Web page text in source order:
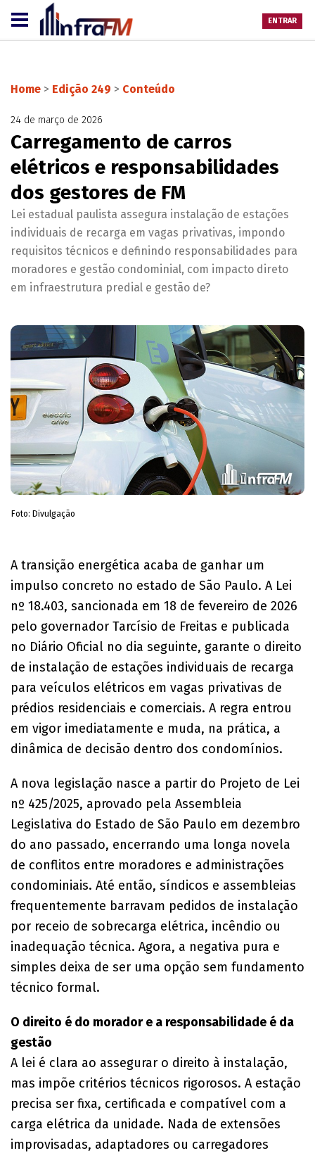
ENTRAR
Home > Edição 249 > Conteúdo
24 de março de 2026
Carregamento de carros
elétricos e responsabilidades
dos gestores de FM
Lei estadual paulista assegura instalação de estações
individuais de recarga em vagas privativas, impondo
requisitos técnicos e definindo responsabilidades para
moradores e gestão condominial, com impacto direto
em infraestrutura predial e gestão de?
Foto: Divulgação
A transição energética acaba de ganhar um
impulso concreto no estado de São Paulo. A Lei
nº 18.403, sancionada em 18 de fevereiro de 2026
pelo governador Tarcísio de Freitas e publicada
no Diário Oficial no dia seguinte, garante o direito
de instalação de estações individuais de recarga
para veículos elétricos em vagas privativas de
prédios residenciais e comerciais. A regra entrou
em vigor imediatamente e muda, na prática, a
dinâmica de decisão dentro dos condomínios.
A nova legislação nasce a partir do Projeto de Lei
nº 425/2025, aprovado pela Assembleia
Legislativa do Estado de São Paulo em dezembro
do ano passado, encerrando uma longa novela
de conflitos entre moradores e administrações
condominiais. Até então, síndicos e assembleias
frequentemente barravam pedidos de instalação
por receio de sobrecarga elétrica, incêndio ou
inadequação técnica. Agora, a negativa pura e
simples deixa de ser uma opção sem fundamento
técnico formal.
O direito é do morador e a responsabilidade é da
gestão
A lei é clara ao assegurar o direito à instalação,
mas impõe critérios técnicos rigorosos. A estação
precisa ser fixa, certificada e compatível com a
carga elétrica da unidade. Nada de extensões
improvisadas, adaptadores ou carregadores